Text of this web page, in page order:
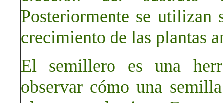
Posteriormente se
crecimiento de las plantas
El semillero es una
observar cómo una